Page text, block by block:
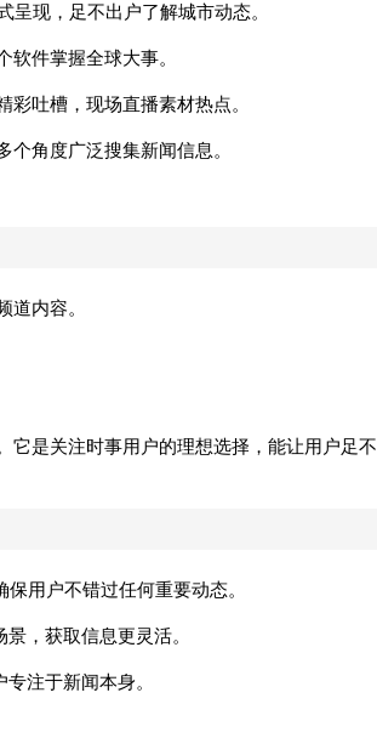
现，足不出户了解城市动态。
件掌握全球大事。
吐槽，现场直播素材热点。
角度广泛搜集新闻信息。
内容。
它是关注时事用户的理想选择，能让用户足不
用户不错过任何重要动态。
，获取信息更灵活。
注于新闻本身。